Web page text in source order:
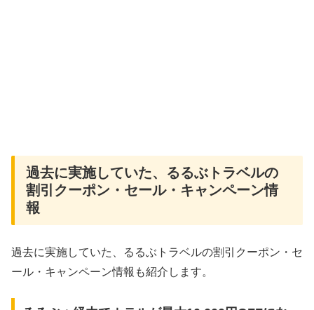
過去に実施していた、るるぶトラベルの
割引クーポン・セール・キャンペーン情
報
過去に実施していた、るるぶトラベルの割引クーポン・セ
ール・キャンペーン情報も紹介します。